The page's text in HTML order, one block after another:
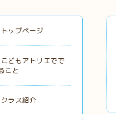
トップページ
こどもアトリエでで
こと
クラス紹介